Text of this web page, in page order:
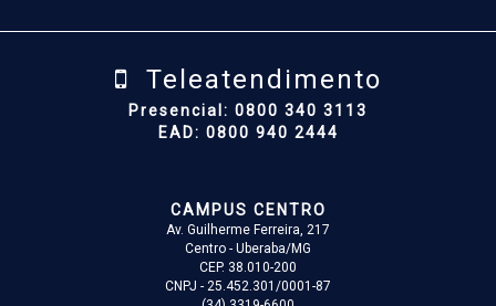
Teleatendimento
Presencial: 0800 340 3113
EAD: 0800 940 2444
CAMPUS CENTRO
Av. Guilherme Ferreira, 217
Centro - Uberaba/MG
CEP. 38.010-200
CNPJ - 25.452.301/0001-87